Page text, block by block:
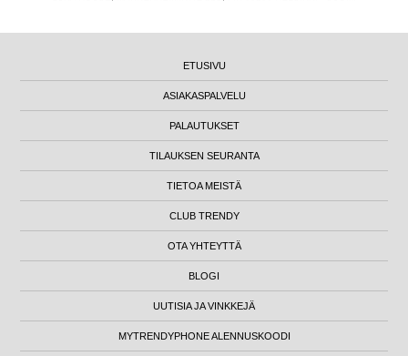
ETUSIVU
ASIAKASPALVELU
PALAUTUKSET
TILAUKSEN SEURANTA
TIETOA MEISTÄ
CLUB TRENDY
OTA YHTEYTTÄ
BLOGI
UUTISIA JA VINKKEJÄ
MYTRENDYPHONE ALENNUSKOODI